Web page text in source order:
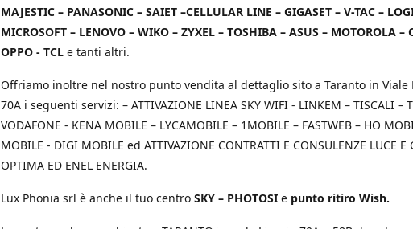
MAJESTIC – PANASONIC – SAIET –CELLULAR LINE – GIGASET – V-TAC –
MICROSOFT – LENOVO – WIKO – ZYXEL – TOSHIBA – ASUS – MOTOROLA –
OPPO - TCL e tanti altri.
Offriamo inoltre nel nostro punto vendita al dettaglio sito a Taranto in Viale
70A i seguenti servizi: – ATTIVAZIONE LINEA SKY WIFI - LINKEM – TISCALI –
VODAFONE - KENA MOBILE – LYCAMOBILE – 1MOBILE – FASTWEB – HO
MOBILE - DIGI MOBILE ed ATTIVAZIONE CONTRATTI E CONSULENZE LUCE E
OPTIMA ED ENEL ENERGIA.
Lux Phonia srl è anche il tuo centro SKY – PHOTOSI e punto ritiro Wish.